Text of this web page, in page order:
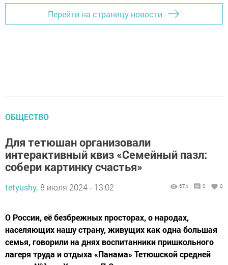
Перейти на страницу новости
ОБЩЕСТВО
Для тетюшан организовали
интерактивный квиз «Семейный пазл:
собери картинку счастья»
tetyushy, 8 июля 2024 - 13:02 674 0 0
О России, её безбрежных просторах, о народах,
населяющих нашу страну, живущих как одна большая
семья, говорили на днях воспитанники пришкольного
лагеря труда и отдыха «Панама» Тетюшской средней